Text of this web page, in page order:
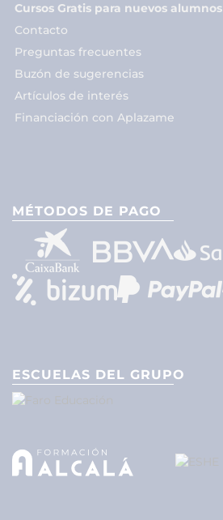
Cursos Gratis para nuevos alumnos
Contacto
Preguntas frecuentes
Buzón de sugerencias
Artículos de interés
Financiación con Aplazame
MÉTODOS DE PAGO
ESCUELAS DEL GRUPO